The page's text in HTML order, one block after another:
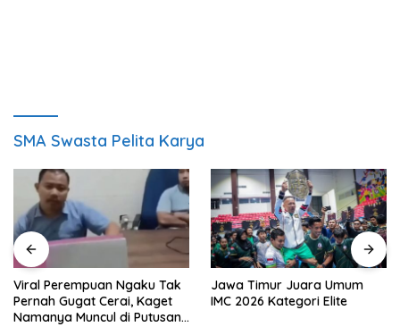
SMA Swasta Pelita Karya
Viral Perempuan Ngaku Tak
Pernah Gugat Cerai, Kaget
Namanya Muncul di Putusan
Jawa Timur Juara Umum
IMC 2026 Kategori Elite